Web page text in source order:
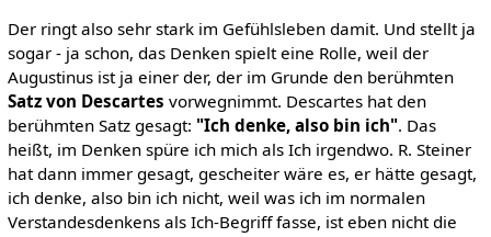
Der ringt also sehr stark im Gefühlsleben damit. Und stellt ja
sogar - ja schon, das Denken spielt eine Rolle, weil der
Augustinus ist ja einer der, der im Grunde den berühmten
Satz von Descartes vorwegnimmt. Descartes hat den
berühmten Satz gesagt: "Ich denke, also bin ich". Das
heißt, im Denken spüre ich mich als Ich irgendwo. R. Steiner
hat dann immer gesagt, gescheiter wäre es, er hätte gesagt,
ich denke, also bin ich nicht, weil was ich im normalen
Verstandesdenkens als Ich-Begriff fasse, ist eben nicht die